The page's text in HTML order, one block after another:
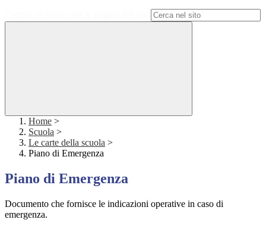
Home >
Scuola >
Le carte della scuola >
Piano di Emergenza
Piano di Emergenza
Documento che fornisce le indicazioni operative in caso di
emergenza.